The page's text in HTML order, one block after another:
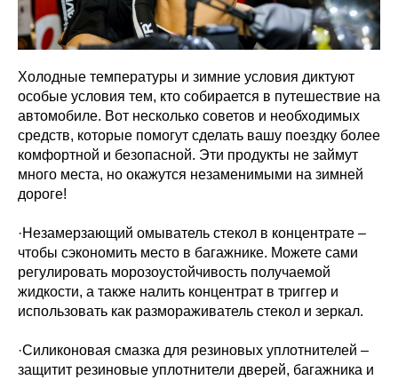
Холодные температуры и зимние условия диктуют
особые условия тем, кто собирается в путешествие на
автомобиле. Вот несколько советов и необходимых
средств, которые помогут сделать вашу поездку более
комфортной и безопасной. Эти продукты не займут
много места, но окажутся незаменимыми на зимней
дороге!
·Незамерзающий омыватель стекол в концентрате –
чтобы сэкономить место в багажнике. Можете сами
регулировать морозоустойчивость получаемой
жидкости, а также налить концентрат в триггер и
использовать как размораживатель стекол и зеркал.
·Силиконовая смазка для резиновых уплотнителей –
защитит резиновые уплотнители дверей, багажника и